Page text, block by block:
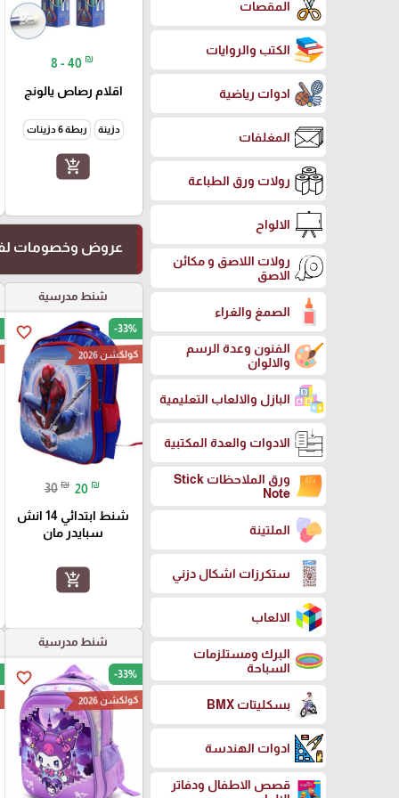
المقصات
الكتب والروايات
ادوات رياضية
المغلفات
رولات ورق الطباعة
الالواح
رولات اللاصق و مكائن
الاصق
الصمغ والغراء
الفنون وعدة الرسم
والالوان
البازل والالعاب التعليمية
الادوات والعدة المكتبية
ورق الملاحظات Stick
Note
الملتينة
ستكرزات اشكال دزني
الالعاب
البرك ومستلزمات
السباحة
بسكليتات BMX
ادوات الهندسة
قصص الاطفال ودفاتر
8 - 40 ₪
اقلام رصاص يالونج
دزينة ربطة 6 دزينات
add_shopping_cart
عروض وخصومات
شنط مدرسية
favorite_border -33%
كولكشن 2026
30 ₪ 20 ₪
شنط ابتدائي 14 انش
سبايدر مان
add_shopping_cart
شنط مدرسية
favorite_border -33%
كولكشن 2026